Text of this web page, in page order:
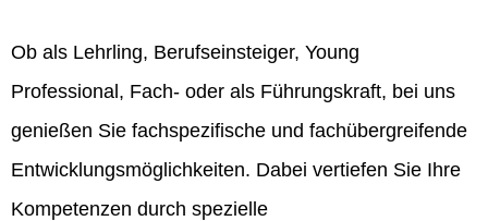
Ob als Lehrling, Berufseinsteiger, Young
Professional, Fach- oder als Führungskraft, bei uns
genießen Sie fachspezifische und fachübergreifende
Entwicklungsmöglichkeiten. Dabei vertiefen Sie Ihre
Kompetenzen durch spezielle